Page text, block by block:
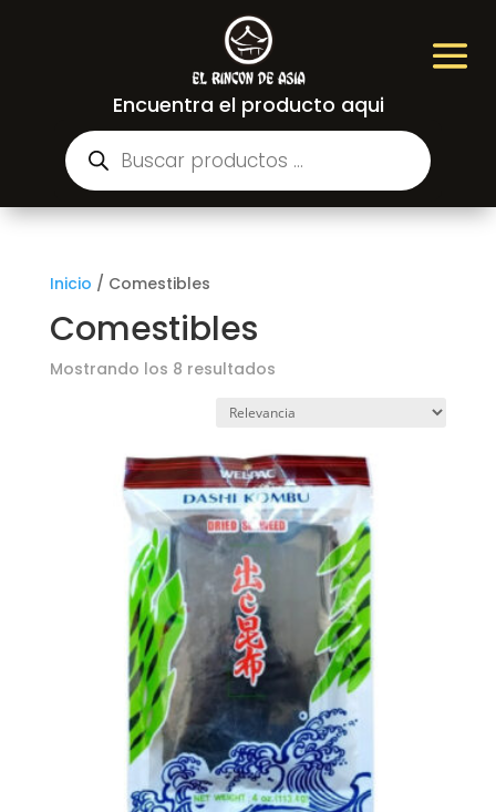
Encuentra el producto aqui
Búsqueda
de
productos
Inicio / Comestibles
Comestibles
Mostrando los 8 resultados